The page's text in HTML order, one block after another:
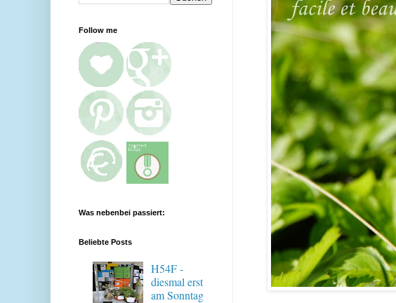
Follow me
Was nebenbei passiert:
Beliebte Posts
H54F -
diesmal erst
am Sonntag